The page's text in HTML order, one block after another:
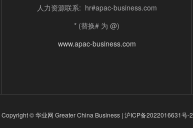
人力资源联系: hr#apac-business.com
* (替换# 为 @)
www.apac-business.com
Copyright © 华业网 Greater China Business | 沪ICP备2022016631号-2